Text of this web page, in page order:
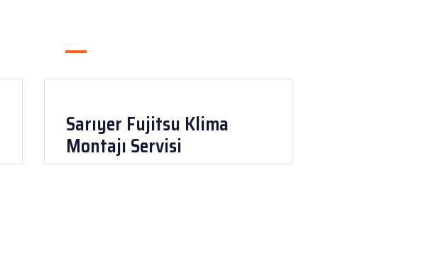
Sarıyer Fujitsu Klima
Montajı Servisi